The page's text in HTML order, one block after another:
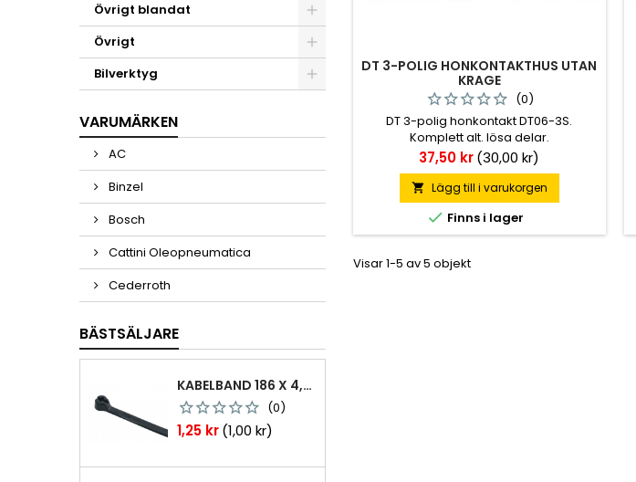
Övrigt blandat
Övrigt
Bilverktyg
VARUMÄRKEN
AC
Binzel
Bosch
Cattini Oleopneumatica
Cederroth
BÄSTSÄLJARE
KABELBAND 186 X 4,8MM TY25MX TY-RAP SVARTA 1000 ST
(0)
Pris
1,25 kr(1,00 kr)
DT 3-POLIG HONKONTAKTHUS UTAN
KRAGE
(0)
DT 3-polig honkontakt DT06-3S.
Komplett alt. lösa delar.
Pris
37,50 kr(30,00 kr)
 Lägg till i varukorgen
 Finns i lager
Visar 1-5 av 5 objekt